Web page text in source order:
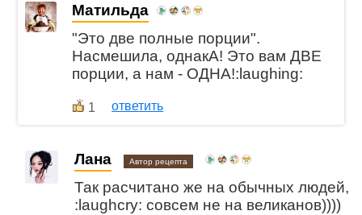
Матильда
"Это две полные порции".
Насмешила, однакА! Это вам ДВЕ
порции, а нам - ОДНА!:laughing:
1 ответить
Лана Автор рецепта
Так расчитано же на обычных людей,
:laughcry: совсем не на великанов))))